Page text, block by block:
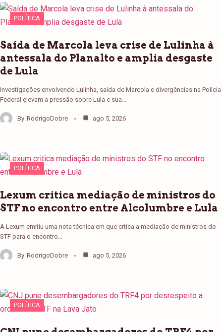
POLÍTICA
Saída de Marcola leva crise de Lulinha à
antessala do Planalto e amplia desgaste
de Lula
Investigações envolvendo Lulinha, saída de Marcola e divergências na Polícia
Federal elevam a pressão sobre Lula e sua…
By RodrigoDobre ago 5, 2026
POLÍTICA
Lexum critica mediação de ministros do
STF no encontro entre Alcolumbre e Lula
A Lexum emitiu uma nota técnica em que crtica a mediação de ministros do
STF para o encontro…
By RodrigoDobre ago 5, 2026
POLÍTICA